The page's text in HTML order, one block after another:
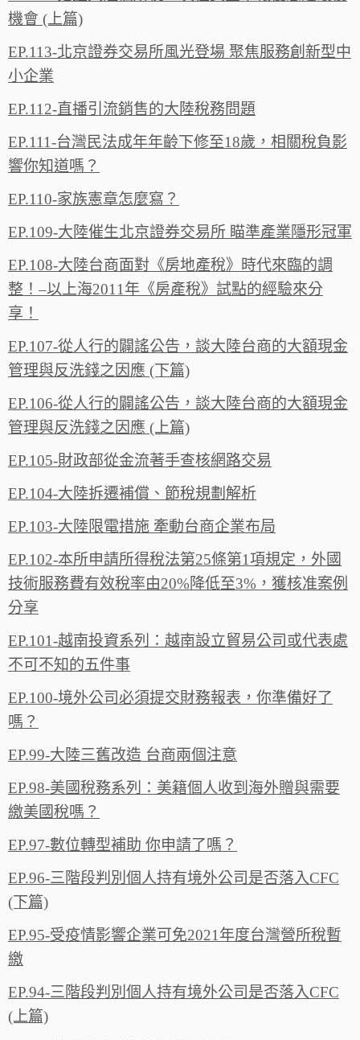
機會 (上篇)
EP.113-北京證券交易所風光登場 聚焦服務創新型中
小企業
EP.112-直播引流銷售的大陸稅務問題
EP.111-台灣民法成年年齡下修至18歲，相關稅負影
響你知道嗎？
EP.110-家族憲章怎麼寫？
EP.109-大陸催生北京證券交易所 瞄準產業隱形冠軍
EP.108-大陸台商面對《房地產稅》時代來臨的調
整！–以上海2011年《房產稅》試點的經驗來分
享！
EP.107-從人行的闢謠公告，談大陸台商的大額現金
管理與反洗錢之因應 (下篇)
EP.106-從人行的闢謠公告，談大陸台商的大額現金
管理與反洗錢之因應 (上篇)
EP.105-財政部從金流著手查核網路交易
EP.104-大陸拆遷補償、節稅規劃解析
EP.103-大陸限電措施 牽動台商企業布局
EP.102-本所申請所得稅法第25條第1項規定，外國
技術服務費有效稅率由20%降低至3%，獲核准案例
分享
EP.101-越南投資系列：越南設立貿易公司或代表處
不可不知的五件事
EP.100-境外公司必須提交財務報表，你準備好了
嗎？
EP.99-大陸三舊改造 台商兩個注意
EP.98-美國稅務系列：美籍個人收到海外贈與需要
繳美國稅嗎？
EP.97-數位轉型補助 你申請了嗎？
EP.96-三階段判別個人持有境外公司是否落入CFC
(下篇)
EP.95-受疫情影響企業可免2021年度台灣營所稅暫
繳
EP.94-三階段判別個人持有境外公司是否落入CFC
(上篇)